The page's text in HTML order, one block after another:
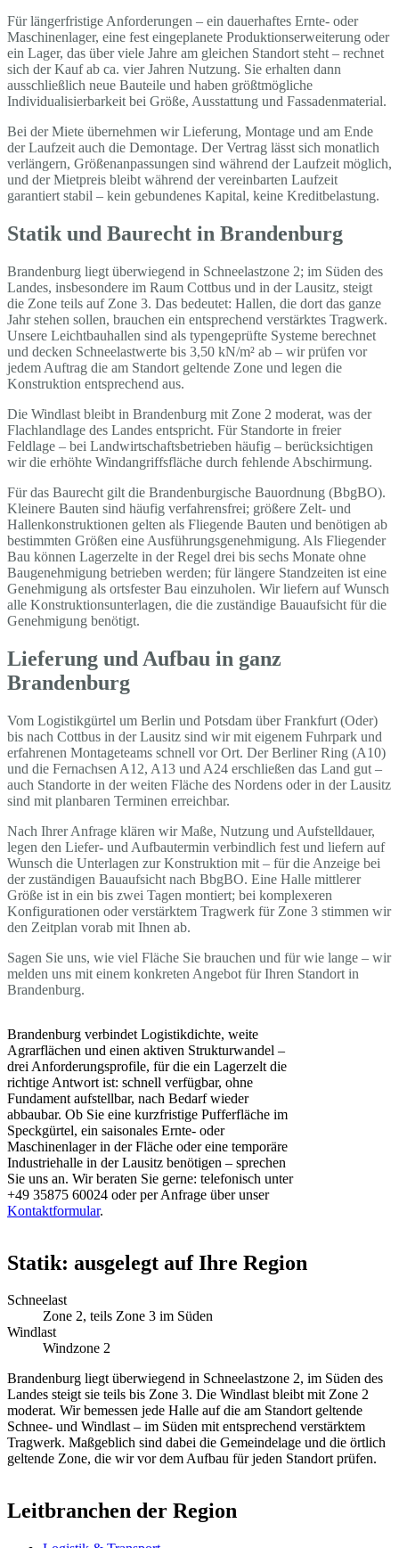
Für längerfristige Anforderungen – ein dauerhaftes Ernte- oder
Maschinenlager, eine fest eingeplanete Produktionserweiterung oder
ein Lager, das über viele Jahre am gleichen Standort steht – rechnet
sich der Kauf ab ca. vier Jahren Nutzung. Sie erhalten dann
ausschließlich neue Bauteile und haben größtmögliche
Individualisierbarkeit bei Größe, Ausstattung und Fassadenmaterial.
Bei der Miete übernehmen wir Lieferung, Montage und am Ende
der Laufzeit auch die Demontage. Der Vertrag lässt sich monatlich
verlängern, Größenanpassungen sind während der Laufzeit möglich,
und der Mietpreis bleibt während der vereinbarten Laufzeit
garantiert stabil – kein gebundenes Kapital, keine Kreditbelastung.
Statik und Baurecht in Brandenburg
Brandenburg liegt überwiegend in Schneelastzone 2; im Süden des
Landes, insbesondere im Raum Cottbus und in der Lausitz, steigt
die Zone teils auf Zone 3. Das bedeutet: Hallen, die dort das ganze
Jahr stehen sollen, brauchen ein entsprechend verstärktes Tragwerk.
Unsere Leichtbauhallen sind als typengeprüfte Systeme berechnet
und decken Schneelastwerte bis 3,50 kN/m² ab – wir prüfen vor
jedem Auftrag die am Standort geltende Zone und legen die
Konstruktion entsprechend aus.
Die Windlast bleibt in Brandenburg mit Zone 2 moderat, was der
Flachlandlage des Landes entspricht. Für Standorte in freier
Feldlage – bei Landwirtschaftsbetrieben häufig – berücksichtigen
wir die erhöhte Windangriffsfläche durch fehlende Abschirmung.
Für das Baurecht gilt die Brandenburgische Bauordnung (BbgBO).
Kleinere Bauten sind häufig verfahrensfrei; größere Zelt- und
Hallenkonstruktionen gelten als Fliegende Bauten und benötigen ab
bestimmten Größen eine Ausführungsgenehmigung. Als Fliegender
Bau können Lagerzelte in der Regel drei bis sechs Monate ohne
Baugenehmigung betrieben werden; für längere Standzeiten ist eine
Genehmigung als ortsfester Bau einzuholen. Wir liefern auf Wunsch
alle Konstruktionsunterlagen, die die zuständige Bauaufsicht für die
Genehmigung benötigt.
Lieferung und Aufbau in ganz
Brandenburg
Vom Logistikgürtel um Berlin und Potsdam über Frankfurt (Oder)
bis nach Cottbus in der Lausitz sind wir mit eigenem Fuhrpark und
erfahrenen Montageteams schnell vor Ort. Der Berliner Ring (A10)
und die Fernachsen A12, A13 und A24 erschließen das Land gut –
auch Standorte in der weiten Fläche des Nordens oder in der Lausitz
sind mit planbaren Terminen erreichbar.
Nach Ihrer Anfrage klären wir Maße, Nutzung und Aufstelldauer,
legen den Liefer- und Aufbautermin verbindlich fest und liefern auf
Wunsch die Unterlagen zur Konstruktion mit – für die Anzeige bei
der zuständigen Bauaufsicht nach BbgBO. Eine Halle mittlerer
Größe ist in ein bis zwei Tagen montiert; bei komplexeren
Konfigurationen oder verstärktem Tragwerk für Zone 3 stimmen wir
den Zeitplan vorab mit Ihnen ab.
Sagen Sie uns, wie viel Fläche Sie brauchen und für wie lange – wir
melden uns mit einem konkreten Angebot für Ihren Standort in
Brandenburg.
Brandenburg verbindet Logistikdichte, weite
Agrarflächen und einen aktiven Strukturwandel –
drei Anforderungsprofile, für die ein Lagerzelt die
richtige Antwort ist: schnell verfügbar, ohne
Fundament aufstellbar, nach Bedarf wieder
abbaubar. Ob Sie eine kurzfristige Pufferfläche im
Speckgürtel, ein saisonales Ernte- oder
Maschinenlager in der Fläche oder eine temporäre
Industriehalle in der Lausitz benötigen – sprechen
Sie uns an. Wir beraten Sie gerne: telefonisch unter
+49 35875 60024 oder per Anfrage über unser
Kontaktformular.
Statik: ausgelegt auf Ihre Region
Schneelast
Zone 2, teils Zone 3 im Süden
Windlast
Windzone 2
Brandenburg liegt überwiegend in Schneelastzone 2, im Süden des
Landes steigt sie teils bis Zone 3. Die Windlast bleibt mit Zone 2
moderat. Wir bemessen jede Halle auf die am Standort geltende
Schnee- und Windlast – im Süden mit entsprechend verstärktem
Tragwerk. Maßgeblich sind dabei die Gemeindelage und die örtlich
geltende Zone, die wir vor dem Aufbau für jeden Standort prüfen.
Leitbranchen der Region